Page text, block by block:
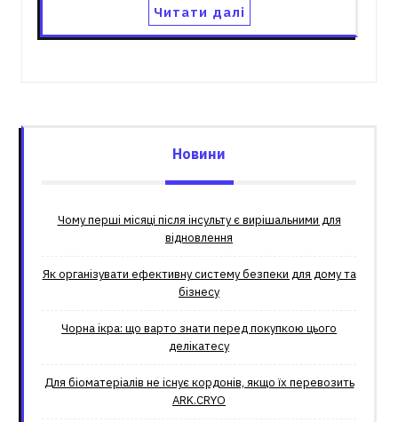
Читати далі
Новини
Чому перші місяці після інсульту є вирішальними для
відновлення
Як організувати ефективну систему безпеки для дому та
бізнесу
Чорна ікра: що варто знати перед покупкою цього
делікатесу
Для біоматеріалів не існує кордонів, якщо їх перевозить
ARK.CRYO